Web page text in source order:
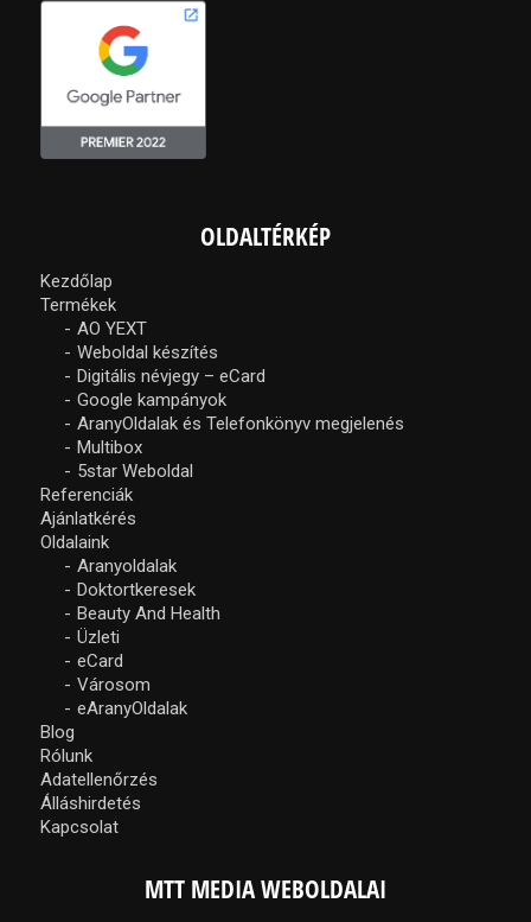
OLDALTÉRKÉP
Kezdőlap
Termékek
AO YEXT
Weboldal készítés
Digitális névjegy – eCard
Google kampányok
AranyOldalak és Telefonkönyv megjelenés
Multibox
5star Weboldal
Referenciák
Ajánlatkérés
Oldalaink
Aranyoldalak
Doktortkeresek
Beauty And Health
Üzleti
eCard
Városom
eAranyOldalak
Blog
Rólunk
Adatellenőrzés
Álláshirdetés
Kapcsolat
MTT MEDIA WEBOLDALAI